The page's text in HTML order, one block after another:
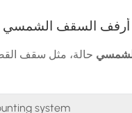
السقف الشمسي
حالة، مثل سقف
system